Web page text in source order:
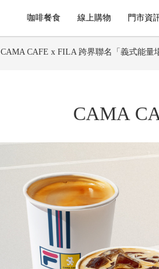
咖啡餐食 線上購物 門市資
CAMA CAFE x FILA 跨界聯名「義式能量場
CAMA